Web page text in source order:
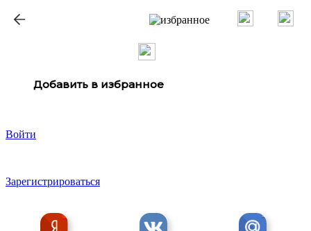
Добавить в избранное
Войти
Зарегистрироваться